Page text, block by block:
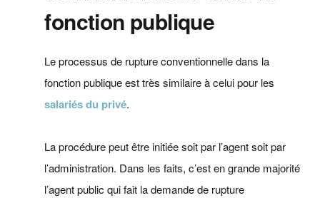
fonction publique
Le processus de rupture conventionnelle dans la
fonction publique est très similaire à celui pour les
salariés du privé.
La procédure peut être initiée soit par l’agent soit par
l’administration. Dans les faits, c’est en grande majorité
l’agent public qui fait la demande de rupture